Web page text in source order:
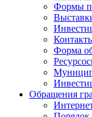
Формы
Форма
Обращения